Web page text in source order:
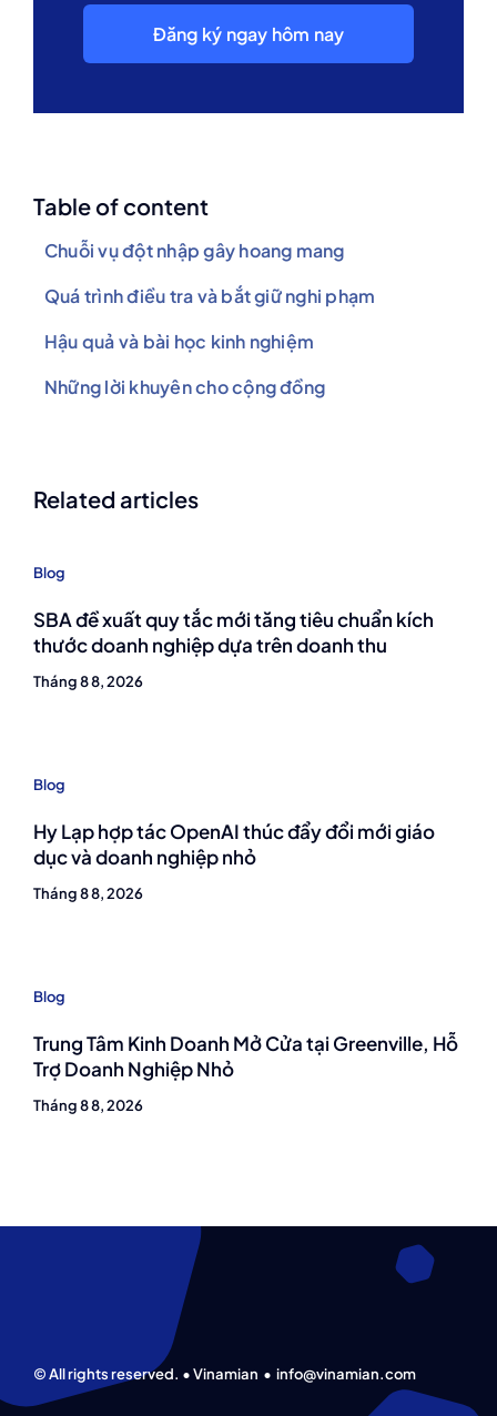
Đăng ký ngay hôm nay
Table of content
Chuỗi vụ đột nhập gây hoang mang
Quá trình điều tra và bắt giữ nghi phạm
Hậu quả và bài học kinh nghiệm
Những lời khuyên cho cộng đồng
Related articles
Blog
SBA đề xuất quy tắc mới tăng tiêu chuẩn kích
thước doanh nghiệp dựa trên doanh thu
Tháng 8 8, 2026
Blog
Hy Lạp hợp tác OpenAI thúc đẩy đổi mới giáo
dục và doanh nghiệp nhỏ
Tháng 8 8, 2026
Blog
Trung Tâm Kinh Doanh Mở Cửa tại Greenville, Hỗ
Trợ Doanh Nghiệp Nhỏ
Tháng 8 8, 2026
© All rights reserved. • Vinamian • info@vinamian.com